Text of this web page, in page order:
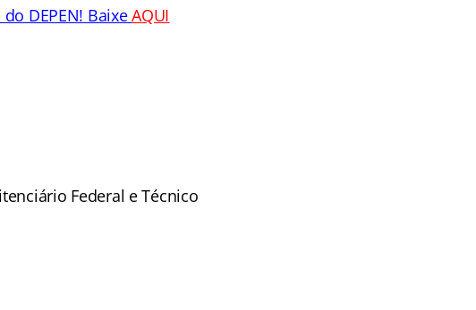
DEPEN! BaixeAQUI
Federal e Técnico